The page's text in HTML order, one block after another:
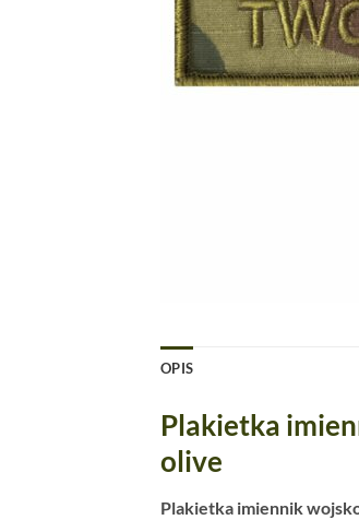
OPIS
Plakietka
olive
Plakietka imiennik